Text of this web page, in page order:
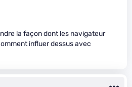
la façon dont les navigateur
influer dessus avec